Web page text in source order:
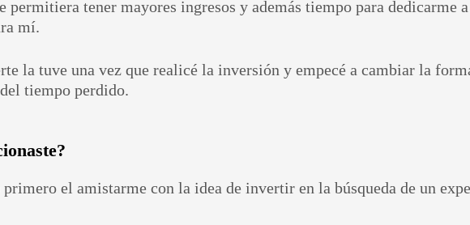
permitiera tener mayores ingresos y además tiempo para dedicarme
mí.
la tuve una vez que realicé la inversión y empecé a cambiar la
tiempo perdido.
el amistarme con la idea de invertir en la búsqueda de un